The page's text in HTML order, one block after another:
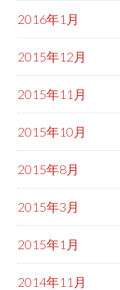
2016年1月
2015年12月
2015年11月
2015年10月
2015年8月
2015年3月
2015年1月
2014年11月